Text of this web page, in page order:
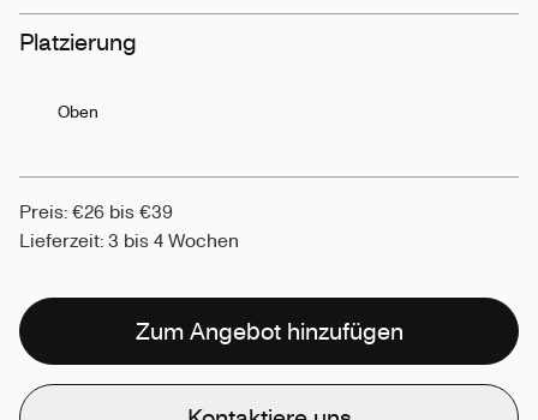
Platzierung
Oben
Preis: €26 bis €39
Lieferzeit: 3 bis 4 Wochen
Zum Angebot hinzufügen